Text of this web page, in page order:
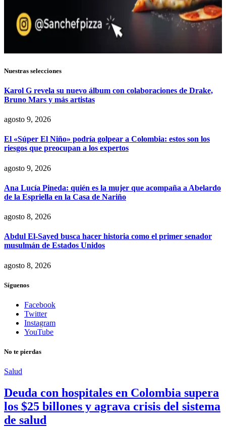
Nuestras selecciones
Karol G revela su nuevo álbum con colaboraciones de Drake,
Bruno Mars y más artistas
agosto 9, 2026
El «Súper El Niño» podría golpear a Colombia: estos son los
riesgos que preocupan a los expertos
agosto 9, 2026
Ana Lucía Pineda: quién es la mujer que acompaña a Abelardo
de la Espriella en la Casa de Nariño
agosto 8, 2026
Abdul El-Sayed busca hacer historia como el primer senador
musulmán de Estados Unidos
agosto 8, 2026
Síguenos
Facebook
Twitter
Instagram
YouTube
No te pierdas
Salud
Deuda con hospitales en Colombia supera
los $25 billones y agrava crisis del sistema
de salud